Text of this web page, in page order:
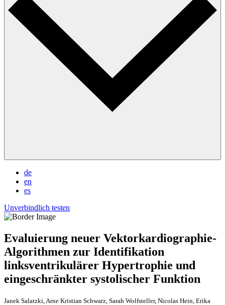
de
en
es
Unverbindlich testen
Evaluierung neuer Vektorkardiographie-
Algorithmen zur Identifikation
linksventrikulärer Hypertrophie und
eingeschränkter systolischer Funktion
Janek Salatzki, Arne Kristian Schwarz, Sarah Wolfsteller, Nicolas Hein, Erika